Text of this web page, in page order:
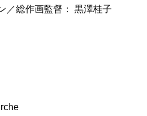
／総作画監督： 黒澤桂子